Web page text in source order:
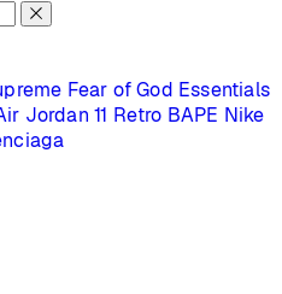
Fear of God Essentials
Jordan 11 Retro BAPE Nike